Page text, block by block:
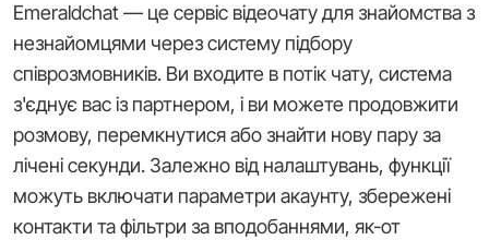
Emeraldchat — це сервіс відеочату для знайомства з
незнайомцями через систему підбору
співрозмовників. Ви входите в потік чату, система
з'єднує вас із партнером, і ви можете продовжити
розмову, перемкнутися або знайти нову пару за
лічені секунди. Залежно від налаштувань, функції
можуть включати параметри акаунту, збережені
контакти та фільтри за вподобаннями, як-от